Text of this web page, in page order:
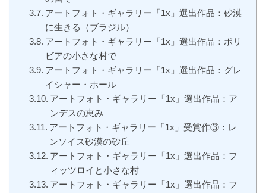
アートフォト・ギャラリー「1x」選出作品：砂漠
に生きる（ブラジル）
アートフォト・ギャラリー「1x」選出作品：ボリ
ビアの小さな村で
アートフォト・ギャラリー「1x」選出作品：グレ
イシャー・ホール
アートフォト・ギャラリー「1x」選出作品：ア
ンデスの恵み
アートフォト・ギャラリー「1x」受賞作③：レ
ンソイス砂漠の砂丘
アートフォト・ギャラリー「1x」選出作品：フ
ィッツロイと小さな村
アートフォト・ギャラリー「1x」選出作品：フ